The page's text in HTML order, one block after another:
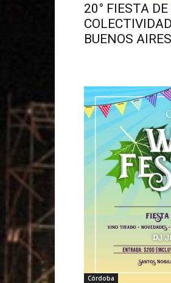
20° FIESTA
BUENOS AIRES
Córdoba